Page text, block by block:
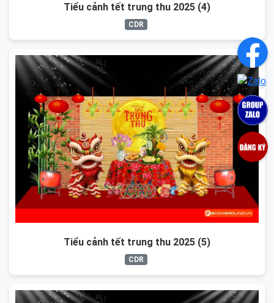
Tiểu cảnh tết trung thu 2025 (4)
CDR
Tiểu cảnh tết trung thu 2025 (5)
CDR